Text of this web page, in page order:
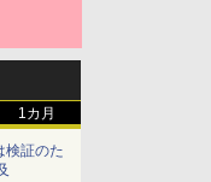
1カ月
検証のた